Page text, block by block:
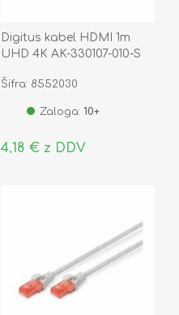
Digitus kabel HDMI 1m
UHD 4K AK-330107-010-S
Šifra: 8552030
Zaloga: 10+
4,18 € z DDV